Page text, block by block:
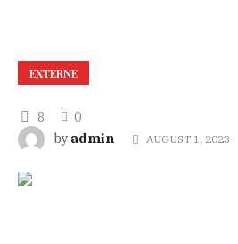
EXTERNE
8
0
by admin AUGUST 1, 2023